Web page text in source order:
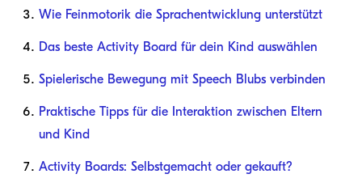
Wie Feinmotorik die Sprachentwicklung unterstützt
Das beste Activity Board für dein Kind auswählen
Spielerische Bewegung mit Speech Blubs verbinden
Praktische Tipps für die Interaktion zwischen Eltern
und Kind
Activity Boards: Selbstgemacht oder gekauft?